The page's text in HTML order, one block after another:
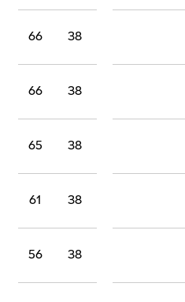
38
66
38
66
38
65
38
61
38
56